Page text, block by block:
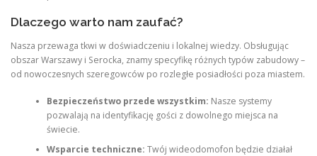
Dlaczego warto nam zaufać?
Nasza przewaga tkwi w doświadczeniu i lokalnej wiedzy. Obsługując
obszar Warszawy i Serocka, znamy specyfikę różnych typów zabudowy –
od nowoczesnych szeregowców po rozległe posiadłości poza miastem.
Bezpieczeństwo przede wszystkim: Nasze systemy
pozwalają na identyfikację gości z dowolnego miejsca na
świecie.
Wsparcie techniczne: Twój wideodomofon będzie działał